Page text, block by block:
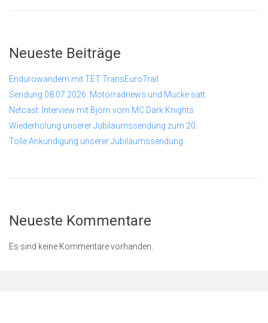
Neueste Beiträge
Endurowandern mit TET TransEuroTrail
Sendung 08.07.2026: Motorradnews und Mucke satt
Netcast: Interview mit Björn vom MC Dark Knights
Wiederholung unserer Jubiläumssendung zum 20.
Tolle Ankündigung unserer Jubiläumssendung
Neueste Kommentare
Es sind keine Kommentare vorhanden.